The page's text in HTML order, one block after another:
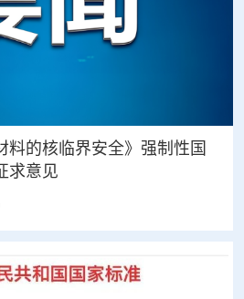
料的核临界安全》强制性国
求意见